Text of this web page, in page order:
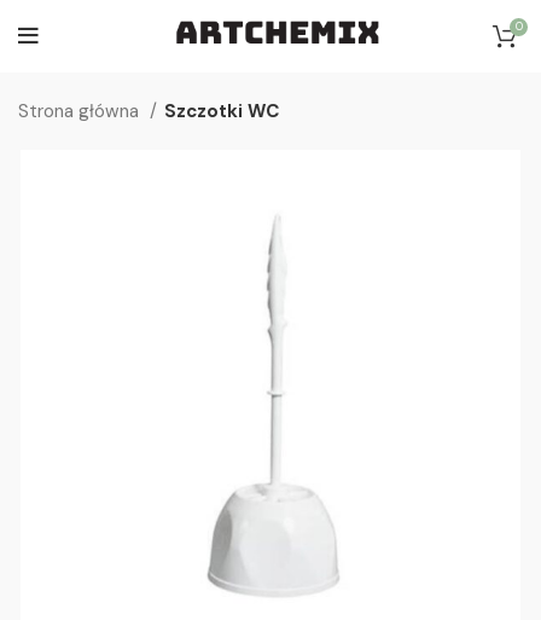
0
Strona główna Szczotki WC